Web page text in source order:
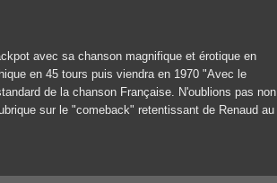
avec sa chanson magnifique et érotique en
en 45 tours puis viendra en 1970 "Avec le
de la chanson Française. N'oublions pas non
sur le "comeback" retentissant de Renaud au